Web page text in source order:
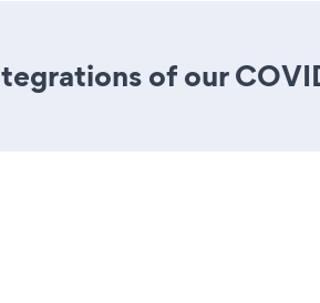
of our